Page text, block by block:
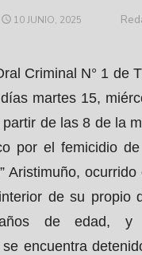
POSTED
10 JUNIO, 2025
Criminal N° 1 de
martes 15,
de las 8 de la
por el femicidio
Aristimuño,
de su propio
de edad, y
encuentra